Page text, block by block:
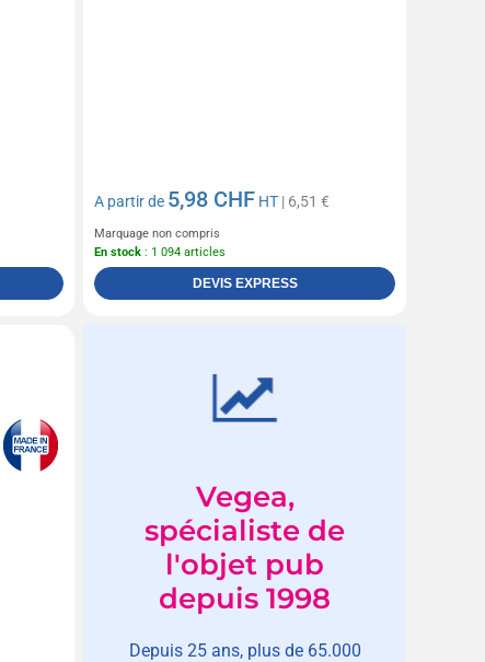
A partir de 5,98 CHF HT | 6,51 €
Marquage non compris
En stock : 1 094 articles
DEVIS EXPRESS
Vegea,
spécialiste de
l'objet pub
depuis 1998
Depuis 25 ans, plus de 65.000